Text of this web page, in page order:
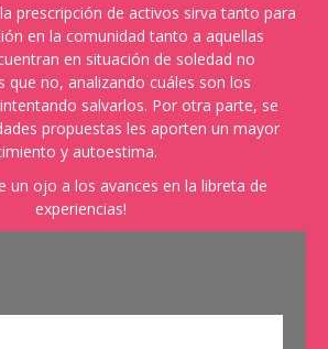
prescripción de activos sirva tanto para
en la comunidad tanto a aquellas
en situación de soledad no
que no, analizando cuáles son los
salvarlos. Por otra parte, se
propuestas les aporten un mayor
y autoestima.
un ojo a los avances en la libreta de
experiencias!